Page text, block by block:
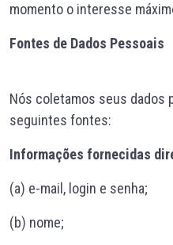
momento o interesse
Fontes de Dados Pessoais
Nós coletamos seus dados
seguintes fontes:
Informações fornecidas
(a) e-mail, login e senha;
(b) nome;